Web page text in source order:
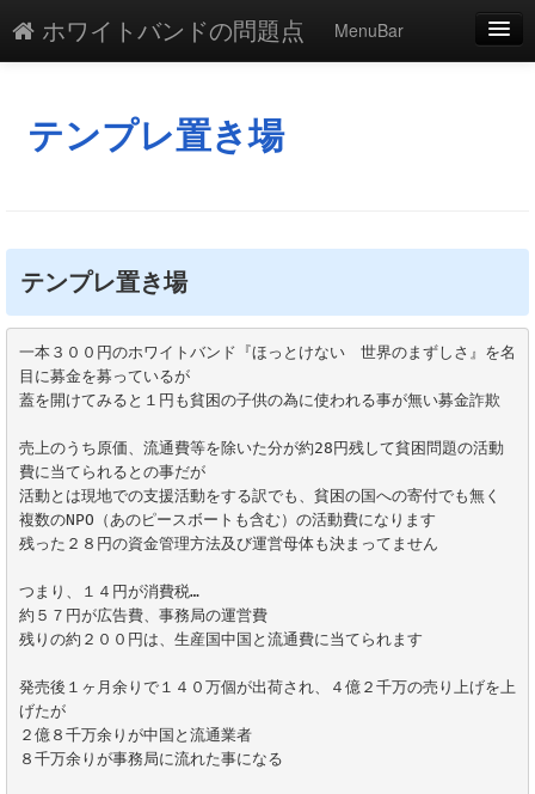
ホワイトバンドの問題点
MenuBar
添付
最終更新
一覧
単語検索
テンプレ置き場
テンプレ置き場
一本３００円のホワイトバンド『ほっとけない　世界のまずしさ』を名
目に募金を募っているが
蓋を開けてみると１円も貧困の子供の為に使われる事が無い募金詐欺
売上のうち原価、流通費等を除いた分が約28円残して貧困問題の活動
費に当てられるとの事だが
活動とは現地での支援活動をする訳でも、貧困の国への寄付でも無く
複数のNPO（あのピースボートも含む）の活動費になります
残った２８円の資金管理方法及び運営母体も決まってません
つまり、１４円が消費税…
約５７円が広告費、事務局の運営費
残りの約２００円は、生産国中国と流通費に当てられます
発売後１ヶ月余りで１４０万個が出荷され、４億２千万の売り上げを上
げたが
２億８千万余りが中国と流通業者
８千万余りが事務局に流れた事になる